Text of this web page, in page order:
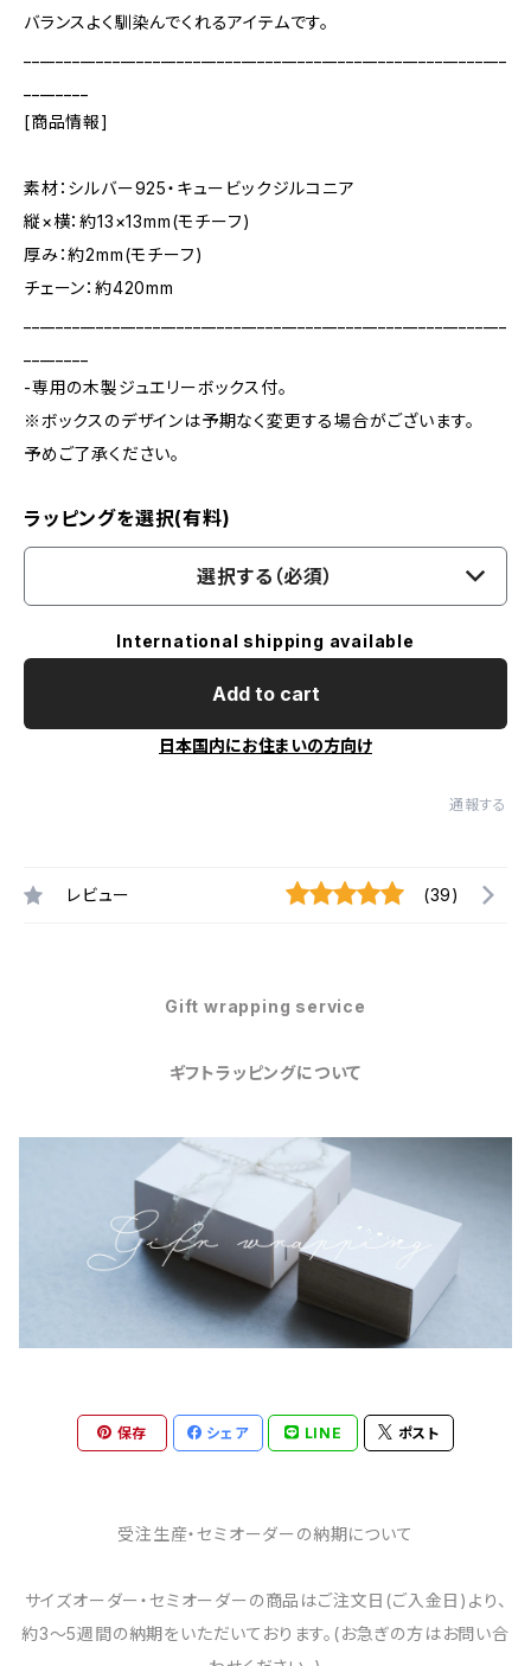
バランスよく馴染んでくれるアイテムです。
[商品情報]
素材：シルバー925・キュービックジルコニア
縦×横：約13×13mm(モチーフ)
厚み：約2mm(モチーフ)
チェーン：約420mm
-専用の木製ジュエリーボックス付。
※ボックスのデザインは予期なく変更する場合がございます。
予めご了承ください。
ラッピングを選択(有料)
選択する（必須）
International shipping available
Add to cart
日本国内にお住まいの方向け
通報する
レビュー (39)
Gift wrapping service
ギフトラッピングについて
保存 シェア LINE ポスト
受注生産・セミオーダーの納期について
サイズオーダー・セミオーダーの商品はご注文日(ご入金日)より、
約3～5週間の納期をいただいております。(お急ぎの方はお問い合